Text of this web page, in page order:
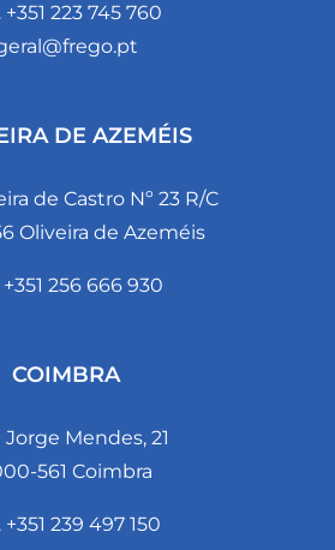
+351 223 745 760
DE AZEMÉIS
de Castro Nº 23 R/C
Oliveira de Azeméis
+351 256 666 930
COIMBRA
Jorge Mendes, 21
561 Coimbra
+351 239 497 150